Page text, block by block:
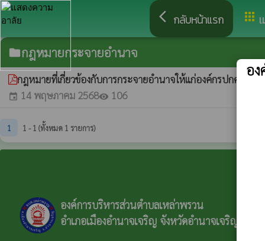
arrow_back_ios กลับหน้าแรก apps
folderกฎหมายกระจายอำนาจ
กฎหมายที่เกี่ยวข้องกับการกระจายอำนาจให้แก่องค์กรปกครอง
event 14 พฤษภาคม 2568visibility 106
1 1 - 1 (ทั้งหมด 1 รายการ)
องค์การบริหารส่วนตำบลเหล่าพรวน
อำเภอเมืองอำนาจเจริญ จังหวัดอำนาจเจริญ
อ